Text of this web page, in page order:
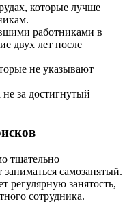
которые лучше
работниками в
двух лет после
не указывают
за достигнутый
тщательно
самозанятый.
регулярную занятость,
сотрудника.